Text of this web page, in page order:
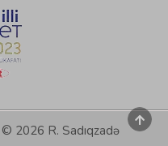
2026 R. Sadıqzadə TO